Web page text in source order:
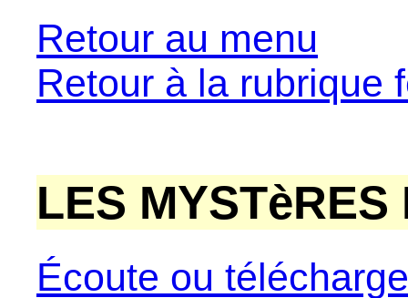
Retour au menu
Retour à la rubrique
LES
Écoute ou